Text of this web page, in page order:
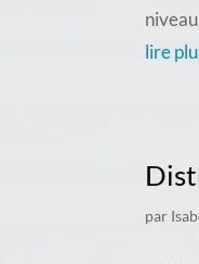
lire
par